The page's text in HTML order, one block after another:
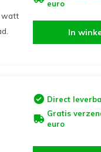
watt
euro
In
Direct
Gratis
euro